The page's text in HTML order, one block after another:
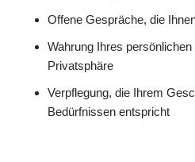
Offene Gespräche, die
Wahrung Ihres
Privatsphäre
Verpflegung, die Ihrem
Bedürfnissen entspricht